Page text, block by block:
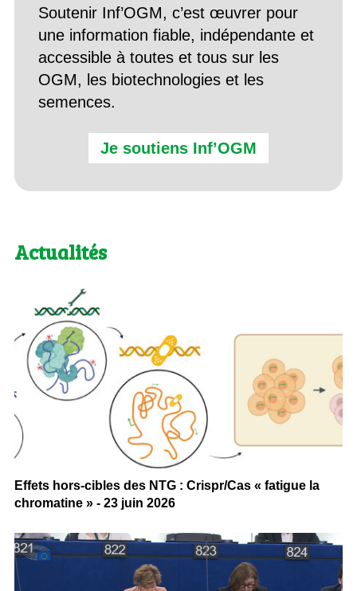
Soutenir Inf’OGM, c’est œuvrer pour
une information fiable, indépendante et
accessible à toutes et tous sur les
OGM, les biotechnologies et les
semences.
Je soutiens Inf’OGM
Actualités
Effets hors-cibles des NTG : Crispr/Cas « fatigue la
chromatine » - 23 juin 2026